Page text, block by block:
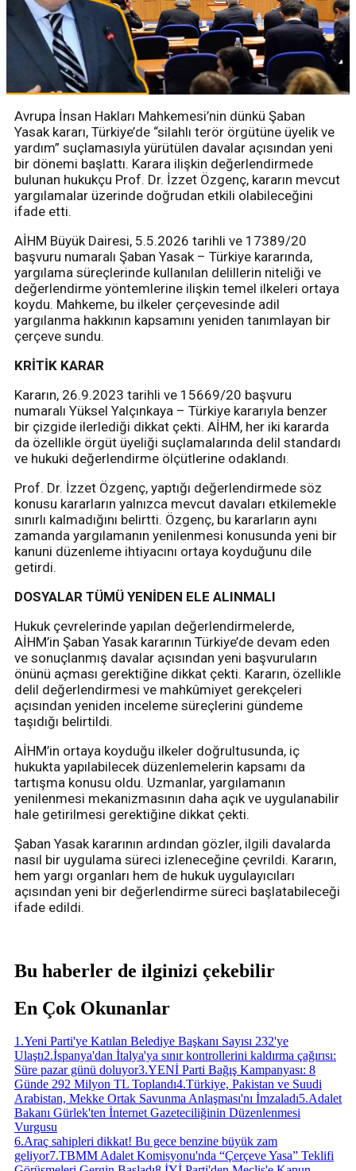
Avrupa İnsan Hakları Mahkemesi’nin dünkü Şaban
Yasak kararı, Türkiye’de “silahlı terör örgütüne üyelik ve
yardım” suçlamasıyla yürütülen davalar açısından yeni
bir dönemi başlattı. Karara ilişkin değerlendirmede
bulunan hukukçu Prof. Dr. İzzet Özgenç, kararın mevcut
yargılamalar üzerinde doğrudan etkili olabileceğini
ifade etti.
AİHM Büyük Dairesi, 5.5.2026 tarihli ve 17389/20
başvuru numaralı Şaban Yasak – Türkiye kararında,
yargılama süreçlerinde kullanılan delillerin niteliği ve
değerlendirme yöntemlerine ilişkin temel ilkeleri ortaya
koydu. Mahkeme, bu ilkeler çerçevesinde adil
yargılanma hakkının kapsamını yeniden tanımlayan bir
çerçeve sundu.
KRİTİK KARAR
Kararın, 26.9.2023 tarihli ve 15669/20 başvuru
numaralı Yüksel Yalçınkaya – Türkiye kararıyla benzer
bir çizgide ilerlediği dikkat çekti. AİHM, her iki kararda
da özellikle örgüt üyeliği suçlamalarında delil standardı
ve hukuki değerlendirme ölçütlerine odaklandı.
Prof. Dr. İzzet Özgenç, yaptığı değerlendirmede söz
konusu kararların yalnızca mevcut davaları etkilemekle
sınırlı kalmadığını belirtti. Özgenç, bu kararların aynı
zamanda yargılamanın yenilenmesi konusunda yeni bir
kanuni düzenleme ihtiyacını ortaya koyduğunu dile
getirdi.
DOSYALAR TÜMÜ YENİDEN ELE ALINMALI
Hukuk çevrelerinde yapılan değerlendirmelerde,
AİHM’in Şaban Yasak kararının Türkiye’de devam eden
ve sonuçlanmış davalar açısından yeni başvuruların
önünü açması gerektiğine dikkat çekti. Kararın, özellikle
delil değerlendirmesi ve mahkûmiyet gerekçeleri
açısından yeniden inceleme süreçlerini gündeme
taşıdığı belirtildi.
AİHM’in ortaya koyduğu ilkeler doğrultusunda, iç
hukukta yapılabilecek düzenlemelerin kapsamı da
tartışma konusu oldu. Uzmanlar, yargılamanın
yenilenmesi mekanizmasının daha açık ve uygulanabilir
hale getirilmesi gerektiğine dikkat çekti.
Şaban Yasak kararının ardından gözler, ilgili davalarda
nasıl bir uygulama süreci izleneceğine çevrildi. Kararın,
hem yargı organları hem de hukuk uygulayıcıları
açısından yeni bir değerlendirme süreci başlatabileceği
ifade edildi.
Bu haberler de ilginizi çekebilir
En Çok Okunanlar
1.Yeni Parti'ye Katılan Belediye Başkanı Sayısı 232'ye
Ulaştı2.İspanya'dan İtalya'ya sınır kontrollerini kaldırma çağırısı:
Süre pazar günü doluyor3.YENİ Parti Bağış Kampanyası: 8
Günde 292 Milyon TL Toplandı4.Türkiye, Pakistan ve Suudi
Arabistan, Mekke Ortak Savunma Anlaşması'nı İmzaladı5.Adalet
Bakanı Gürlek'ten İnternet Gazeteciliğinin Düzenlenmesi
Vurgusu
6.Araç sahipleri dikkat! Bu gece benzine büyük zam
geliyor7.TBMM Adalet Komisyonu'nda “Çerçeve Yasa” Teklifi